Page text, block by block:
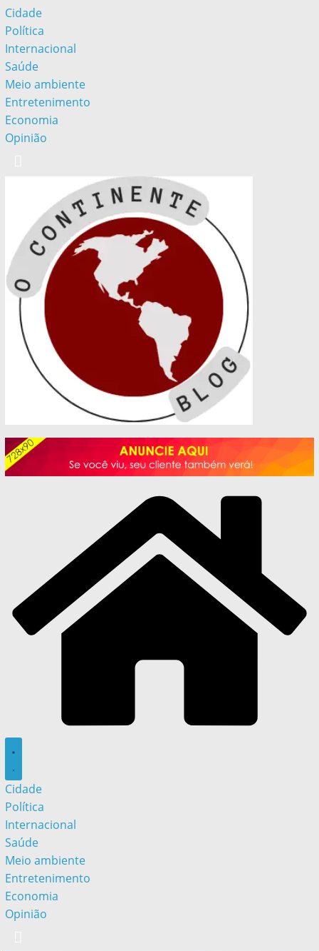
Cidade
Política
Internacional
Saúde
Meio ambiente
Entretenimento
Economia
Opinião
Cidade
Política
Internacional
Saúde
Meio ambiente
Entretenimento
Economia
Opinião